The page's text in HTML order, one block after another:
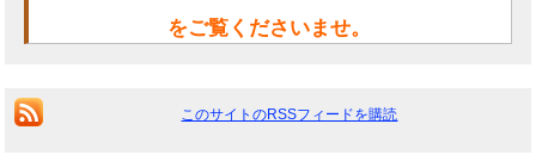
をご覧くださいませ。
このサイトのRSSフィードを購読